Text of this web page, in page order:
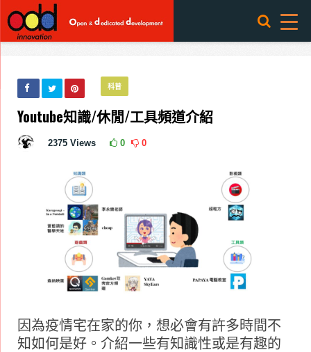
科普
Youtube知識/休閒/工具頻道介紹
2375 Views 0 0
因為疫情宅在家的你，想必會有許多時間不
知如何是好。介紹一些有知識性或是有趣的